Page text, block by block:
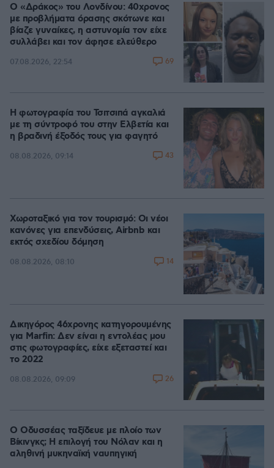
Ο «Δράκος» του Λονδίνου: 40χρονος
με προβλήματα όρασης σκότωνε και
βίαζε γυναίκες, η αστυνομία τον είχε
συλλάβει και τον άφησε ελεύθερο
07.08.2026, 22:54 69
Η φωτογραφία του Τσιτσιπά αγκαλιά
με τη σύντροφό του στην Ελβετία και
η βραδινή έξοδός τους για φαγητό
08.08.2026, 09:14 43
Χωροταξικό για τον τουρισμό: Οι νέοι
κανόνες για επενδύσεις, Airbnb και
εκτός σχεδίου δόμηση
08.08.2026, 08:10 14
Δικηγόρος 46χρονης κατηγορουμένης
για Marfin: Δεν είναι η εντολέας μου
στις φωτογραφίες, είχε εξεταστεί και
το 2022
08.08.2026, 09:09 26
Ο Οδυσσέας ταξίδευε με πλοίο των
Βίκινγκς; Η επιλογή του Νόλαν και η
αληθινή μυκηναϊκή ναυπηγική